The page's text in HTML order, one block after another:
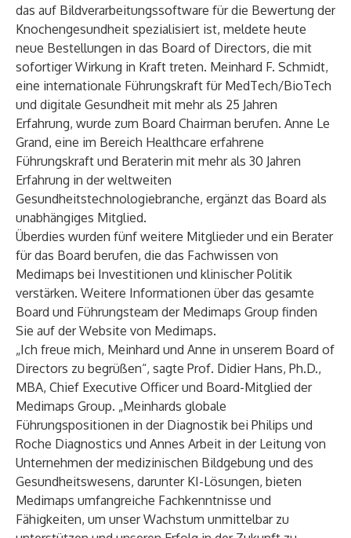
das auf Bildverarbeitungssoftware für die Bewertung der
Knochengesundheit spezialisiert ist, meldete heute
neue Bestellungen in das Board of Directors, die mit
sofortiger Wirkung in Kraft treten. Meinhard F. Schmidt,
eine internationale Führungskraft für MedTech/BioTech
und digitale Gesundheit mit mehr als 25 Jahren
Erfahrung, wurde zum Board Chairman berufen. Anne Le
Grand, eine im Bereich Healthcare erfahrene
Führungskraft und Beraterin mit mehr als 30 Jahren
Erfahrung in der weltweiten
Gesundheitstechnologiebranche, ergänzt das Board als
unabhängiges Mitglied.
Überdies wurden fünf weitere Mitglieder und ein Berater
für das Board berufen, die das Fachwissen von
Medimaps bei Investitionen und klinischer Politik
verstärken. Weitere Informationen über das gesamte
Board und Führungsteam der Medimaps Group finden
Sie auf derWebsite von Medimaps.
„Ich freue mich, Meinhard und Anne in unserem Board of
Directors zu begrüßen“, sagte Prof. Didier Hans, Ph.D.,
MBA, Chief Executive Officer und Board-Mitglied der
Medimaps Group. „Meinhards globale
Führungspositionen in der Diagnostik bei Philips und
Roche Diagnostics und Annes Arbeit in der Leitung von
Unternehmen der medizinischen Bildgebung und des
Gesundheitswesens, darunter KI-Lösungen, bieten
Medimaps umfangreiche Fachkenntnisse und
Fähigkeiten, um unser Wachstum unmittelbar zu